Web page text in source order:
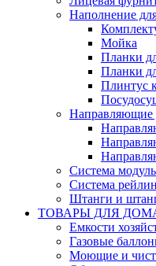
Наполнение
Мойка
Планки
Планки
Плинтус
Направляющие
Система
Система
Штанги и
ТОВАРЫ ДЛЯ
Емкости
Газовые
Моющие и